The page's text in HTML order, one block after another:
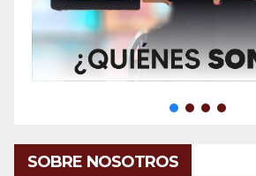
SOBRE NOSOTROS